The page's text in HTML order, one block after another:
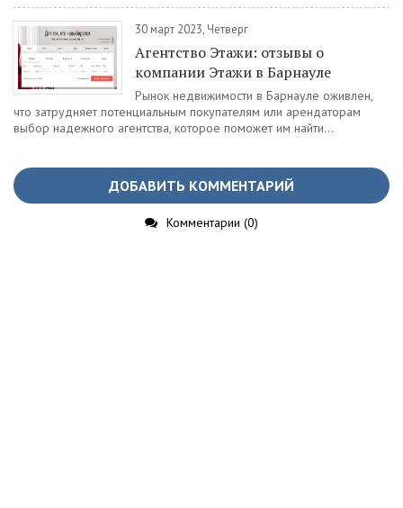
30 март 2023, Четверг
Агентство Этажи: отзывы о
компании Этажи в Барнауле
Рынок недвижимости в Барнауле оживлен,
что затрудняет потенциальным покупателям или арендаторам
выбор надежного агентства, которое поможет им найти...
ДОБАВИТЬ КОММЕНТАРИЙ
Комментарии (0)